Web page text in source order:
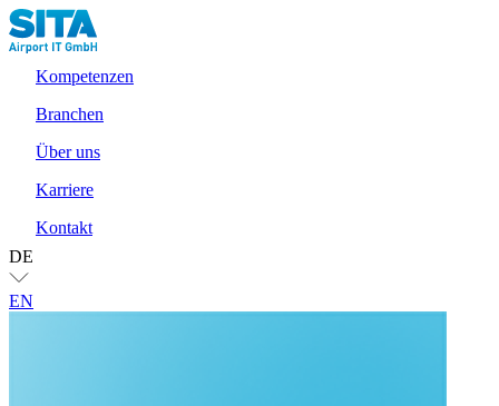
Kompetenzen
Branchen
Über uns
Karriere
Kontakt
DE
EN